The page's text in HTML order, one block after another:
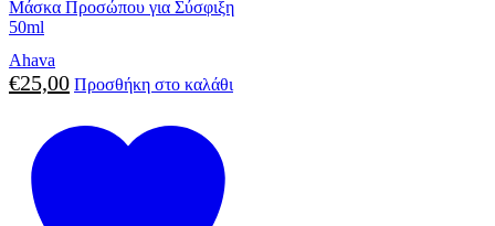
Μάσκα Προσώπου για Σύσφιξη
50ml
Ahava
€25,00 Προσθήκη στο καλάθι